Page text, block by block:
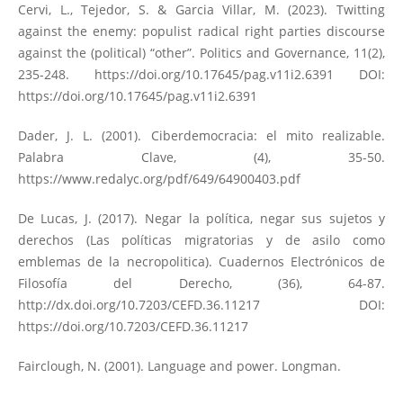
Cervi, L., Tejedor, S. & Garcia Villar, M. (2023). Twitting
against the enemy: populist radical right parties discourse
against the (political) “other”. Politics and Governance, 11(2),
235-248. https://doi.org/10.17645/pag.v11i2.6391
DOI:
https://doi.org/10.17645/pag.v11i2.6391
Dader, J. L. (2001). Ciberdemocracia: el mito realizable.
Palabra Clave, (4), 35-50.
https://www.redalyc.org/pdf/649/64900403.pdf
De Lucas, J. (2017). Negar la política, negar sus sujetos y
derechos (Las políticas migratorias y de asilo como
emblemas de la necropolitica). Cuadernos Electrónicos de
Filosofía del Derecho, (36), 64-87.
http://dx.doi.org/10.7203/CEFD.36.11217DOI:
https://doi.org/10.7203/CEFD.36.11217
Fairclough, N. (2001). Language and power. Longman.